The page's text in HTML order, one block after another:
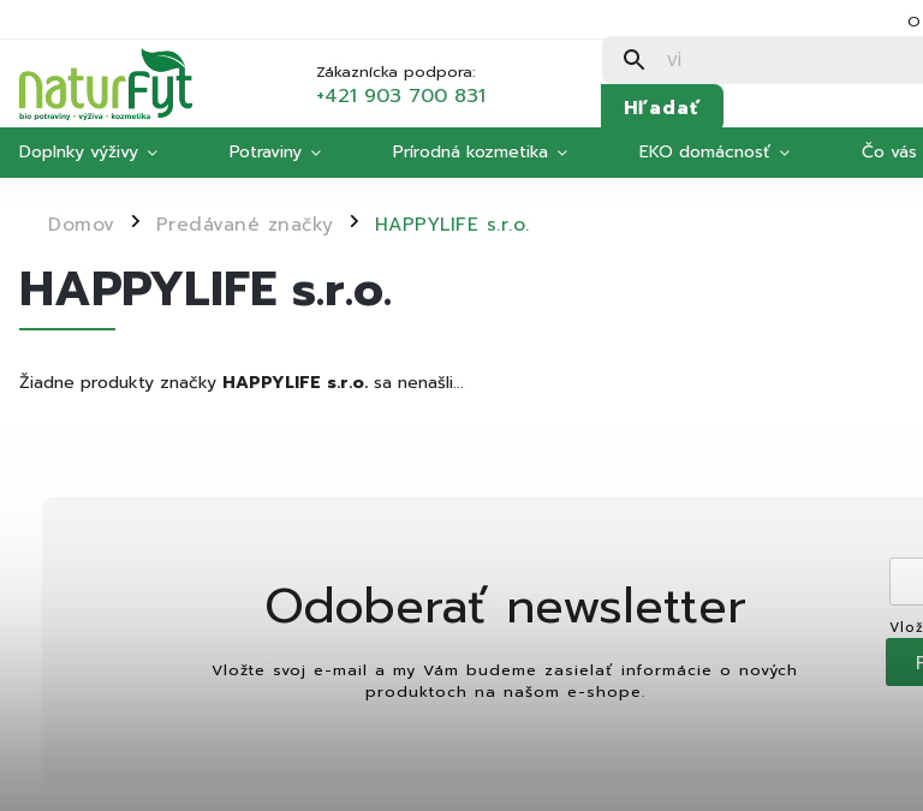
O
Zákaznícka podpora:
+421 903 700 831 Hľadať
Doplnky výživy Potraviny Prírodná kozmetika EKO domácnosť Čo
Domov / Predávané značky / HAPPYLIFE s.r.o.
HAPPYLIFE s.r.o.
Žiadne produkty značky HAPPYLIFE s.r.o. sa nenašli...
Odoberať newsletter
Vložte svoj e-mail a my Vám budeme zasielať informácie o nových
produktoch na našom e-shope.